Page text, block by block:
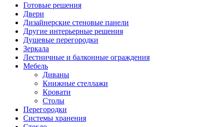
Готовые решения
Двери
Дизайнерские стеновые панели
Другие интерьерные решения
Душевые перегородки
Зеркала
Лестничные и балконные ограждения
Мебель
Диваны
Книжные стеллажи
Кровати
Столы
Перегородки
Системы хранения